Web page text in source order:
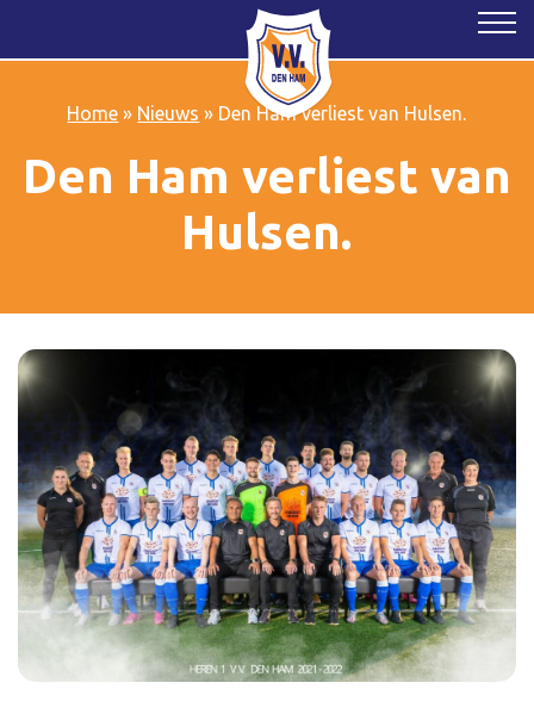
Home » Nieuws » Den Ham verliest van Hulsen.
Den Ham verliest van
Hulsen.